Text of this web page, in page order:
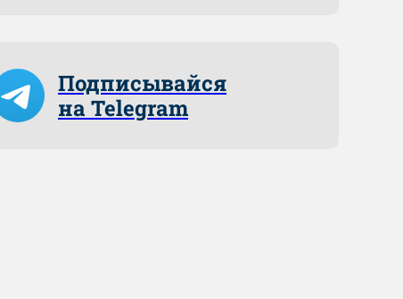
Подписывайся
на Telegram